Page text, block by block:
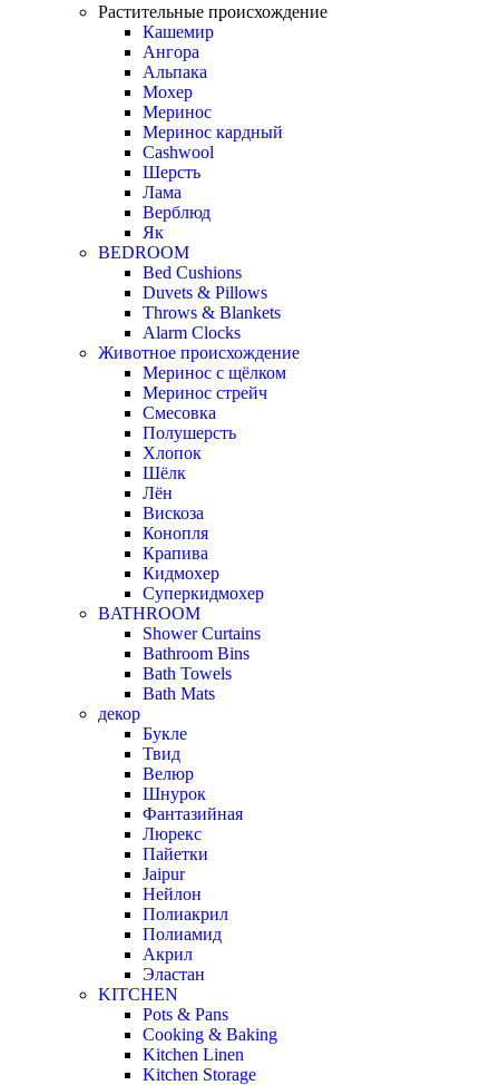
Растительные происхождение
Кашемир
Ангора
Альпака
Мохер
Меринос
Меринос кардный
Cashwool
Шерсть
Лама
Верблюд
Як
BEDROOM
Bed Cushions
Duvets & Pillows
Throws & Blankets
Alarm Clocks
Животное происхождение
Меринос с щёлком
Меринос стрейч
Смесовка
Полушерсть
Хлопок
Шёлк
Лён
Вискоза
Конопля
Крапива
Кидмохер
Суперкидмохер
BATHROOM
Shower Curtains
Bathroom Bins
Bath Towels
Bath Mats
декор
Букле
Твид
Велюр
Шнурок
Фантазийная
Люрекс
Пайетки
Jaipur
Нейлон
Полиакрил
Полиамид
Акрил
Эластан
KITCHEN
Pots & Pans
Cooking & Baking
Kitchen Linen
Kitchen Storage